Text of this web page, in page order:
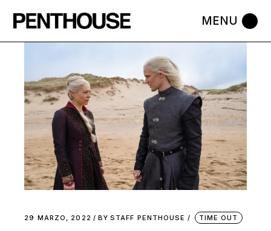
the
29 MARZO, 2022 BY STAFF PENTHOUSE TIME OUT